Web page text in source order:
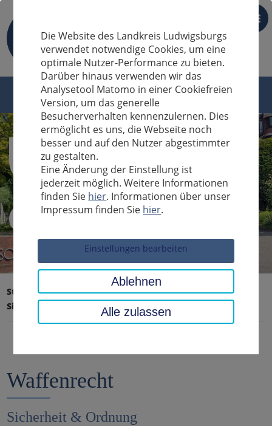
DE
Sucheingabe
Startseite
Verkehr, Sicherheit, Ordnung
Sicherheit & Ordnung
Waffenrecht
Waffenrecht
Sicherheit & Ordnung
Die Website des Landkreis Ludwigsburgs
verwendet notwendige Cookies, um eine
optimale Nutzer-Performance zu bieten.
Darüber hinaus verwenden wir das
Analysetool Matomo in einer Cookiefreien
Version, um das generelle
Besucherverhalten kennenzulernen. Dies
ermöglicht es uns, die Webseite noch
besser und auf den Nutzer abgestimmter
zu gestalten.
Eine Änderung der Einstellung ist
jederzeit möglich. Weitere Informationen
finden Sie hier. Informationen über unser
Impressum finden Sie hier.
Einstellungen bearbeiten
Ablehnen
Alle zulassen